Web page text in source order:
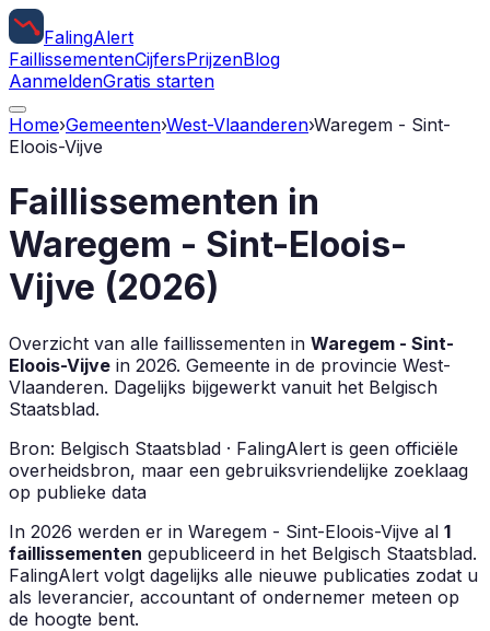
FalingAlert
FaillissementenCijfersPrijzenBlog
AanmeldenGratis starten
Home›Gemeenten›West-Vlaanderen›Waregem - Sint-
Eloois-Vijve
Faillissementen in
Waregem - Sint-Eloois-
Vijve (2026)
Overzicht van alle faillissementen in Waregem - Sint-
Eloois-Vijve in 2026. Gemeente in de provincie West-
Vlaanderen. Dagelijks bijgewerkt vanuit het Belgisch
Staatsblad.
Bron: Belgisch Staatsblad · FalingAlert is geen officiële
overheidsbron, maar een gebruiksvriendelijke zoeklaag
op publieke data
In 2026 werden er in Waregem - Sint-Eloois-Vijve al 1
faillissementen gepubliceerd in het Belgisch Staatsblad.
FalingAlert volgt dagelijks alle nieuwe publicaties zodat u
als leverancier, accountant of ondernemer meteen op
de hoogte bent.